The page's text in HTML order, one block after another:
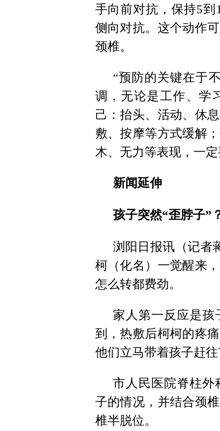
手向前对抗，保持5
侧向对抗。这个动作
颈椎。
“预防的关键在于
调，无论是工作、学
己：抬头、活动、休
敷、按摩等方式缓解
木、无力等表现，一
新闻延伸
孩子突然“歪脖子”
浏阳日报讯（记者
柯（化名）一觉醒来
怎么转都费劲。
家人第一反应是
到，热敷后柯柯的疼
他们立马带着孩子赶
市人民医院脊柱外
子的情况，并结合颈
椎半脱位。